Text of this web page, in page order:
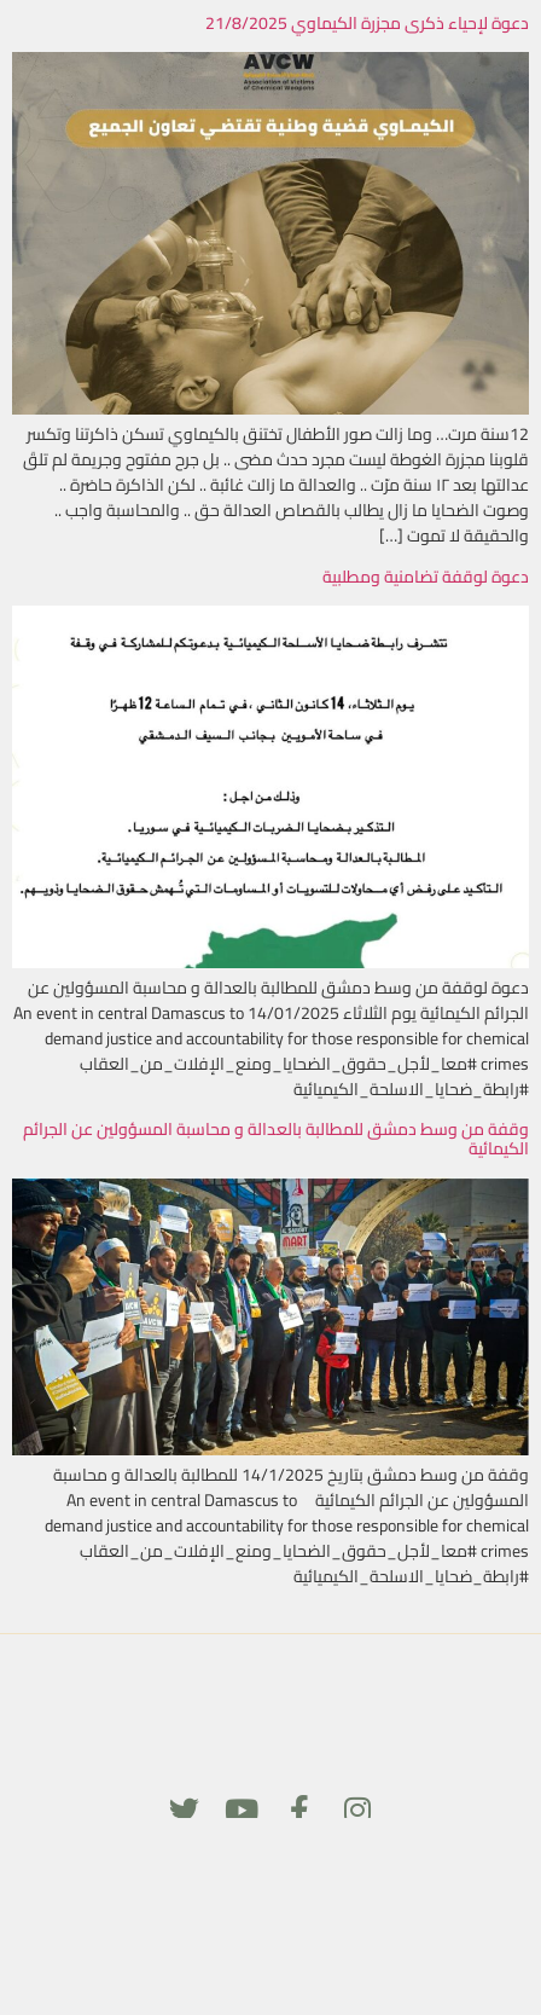
دعوة لإحياء ذكرى مجزرة الكيماوي 21/8/2025
12سنة مرت… وما زالت صور الأطفال تختنق بالكيماوي تسكن ذاكرتنا وتكسر
قلوبنا مجزرة الغوطة ليست مجرد حدث مضى .. بل جرح مفتوح وجريمة لم تلقَ
عدالتها بعد ١٢ سنة مرّت .. والعدالة ما زالت غائبة .. لكن الذاكرة حاضرة ..
وصوت الضحايا ما زال يطالب بالقصاص العدالة حق .. والمحاسبة واجب ..
والحقيقة لا تموت […]
دعوة لوقفة تضامنية ومطلبية
دعوة لوقفة من وسط دمشق للمطالبة بالعدالة و محاسبة المسؤولين عن
الجرائم الكيمائية يوم الثلاثاء 14/01/2025 An event in central Damascus to
demand justice and accountability for those responsible for chemical
crimes #معا_لأجل_حقوق_الضحايا_ومنع_الإفلات_من_العقاب
#رابطة_ضحايا_الاسلحة_الكيميائية
وقفة من وسط دمشق للمطالبة بالعدالة و محاسبة المسؤولين عن الجرائم
الكيمائية
وقفة من وسط دمشق بتاريخ 14/1/2025 للمطالبة بالعدالة و محاسبة
المسؤولين عن الجرائم الكيمائية An event in central Damascus to
demand justice and accountability for those responsible for chemical
crimes #معا_لأجل_حقوق_الضحايا_ومنع_الإفلات_من_العقاب
#رابطة_ضحايا_الاسلحة_الكيميائية